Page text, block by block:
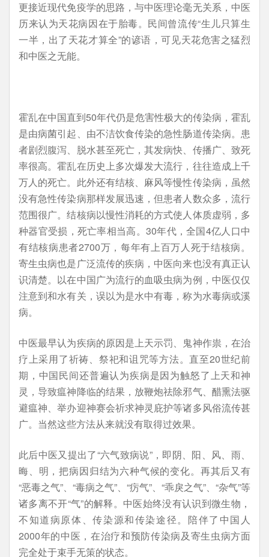
更接近现代免疫学的思路，与中医理论毫无关系，中医
历来认为天花病因在于胎毒。民间曾流传“生儿只算生
一半，出了天花才算全”的谚语，可见天花危害之猛烈
和中医之无能。
霍乱在中国直到50年代仍是危害性极大的传染病，霍乱
是由病菌引起、由不洁饮食传染的急性肠道传染病。患
者剧烈腹泻、脱水甚至死亡，其发病快、传播广、致死
率很高。霍乱在历史上多次爆发大流行，往往造成上千
万人的死亡。此外还有结核、麻风等慢性传染病，虽然
没有急性传染病那样发展迅速，但患者人数众多，流行
范围很广。结核病以慢性消耗的方式使人体质虚弱，多
种器官受损，死亡率相当高。30年代，全国4亿人口中
有结核病患者2700万，每年有上百万人死于结核病。
寄生虫病也是广泛流传的疾病，中医向来也没有真正认
识清楚。以在中国广为流行的血吸虫病为例，中医仅仅
注意到和水有关，误以为是水中有毒，称为水毒病或溪
病。
中医最早认为疾病的原因是上天示罚、鬼神作祟，在治
疗上采用了祈祷、祭祀和诅咒等方法。直至20世纪前
期，中国民间还普遍认为疾病是因为触怒了上天和神
灵，导致瘟神降临的结果，放鞭炮祛除邪气、醋熏法驱
避瘟神、举办迎神赛会祈求神灵庇护等诸多风俗流传甚
广。当然这些方法从来就没有取得过效果。
此后中医又提出了“六气致病说”，即阴、阳、风、雨、
晦、明，把病因归结为六种气候的变化。再其后又有
“恶毒之气”、“毒病之气”、“疠气”、“乖戾之气”、“杂气”等
诸多离不开“气”的解释。中医始终没有认识到微生物，
不知道病原体、传染源和传染途径。陪伴了中国人
2000年的中医，在治疗和预防传染病及寄生虫病方面
完全处于束手无策的状态。